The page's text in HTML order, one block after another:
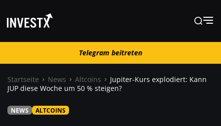
Telegram beitreten
Telegram beitreten
Startseite News Altcoins
Jupiter-Kurs explodiert: Kann
JUP diese Woche um 50 % steigen?
NEWS ALTCOINS